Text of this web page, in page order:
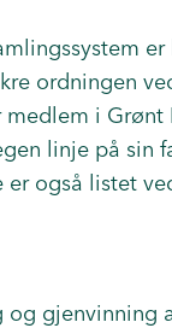
ordningen
i Grønt
linje på sin
også listet
gjenvinning